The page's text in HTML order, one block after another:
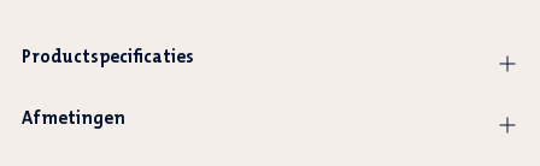
Productspecificaties
Afmetingen